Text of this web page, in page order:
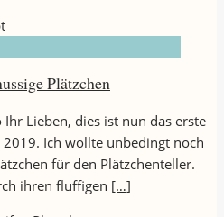
Plätzchen
Lieben, dies ist nun das erste
2019. Ich wollte unbedingt noch
für den Plätzchenteller.
ihren fluffigen […]